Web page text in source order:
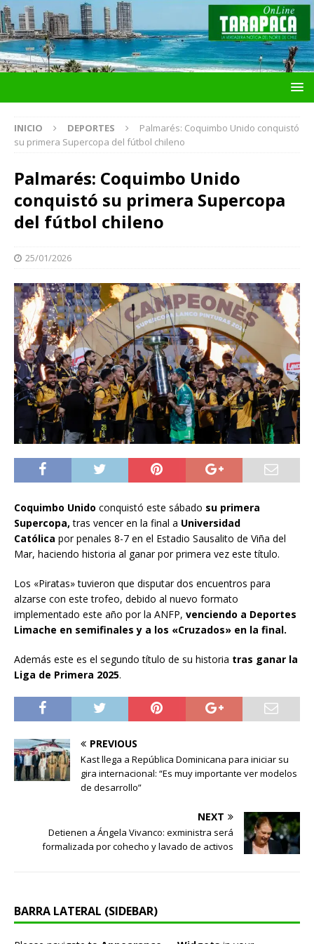
INICIO DEPORTES
Palmarés: Coquimbo Unido conquistó
su primera Supercopa del fútbol chileno
Palmarés: Coquimbo Unido
conquistó su primera Supercopa
del fútbol chileno
25/01/2026
Coquimbo Unido conquistó este sábado su primera
Supercopa, tras vencer en la final a Universidad
Católica por penales 8-7 en el Estadio Sausalito de Viña del
Mar, haciendo historia al ganar por primera vez este título.
Los «Piratas» tuvieron que disputar dos encuentros para
alzarse con este trofeo, debido al nuevo formato
implementado este año por la ANFP, venciendo a Deportes
Limache en semifinales y a los «Cruzados» en la final.
Además este es el segundo título de su historia tras ganar la
Liga de Primera 2025.
PREVIOUS
Kast llega a República Dominicana para iniciar su
gira internacional: “Es muy importante ver modelos
de desarrollo”
NEXT
Detienen a Ángela Vivanco: exministra será
formalizada por cohecho y lavado de activos
BARRA LATERAL (SIDEBAR)